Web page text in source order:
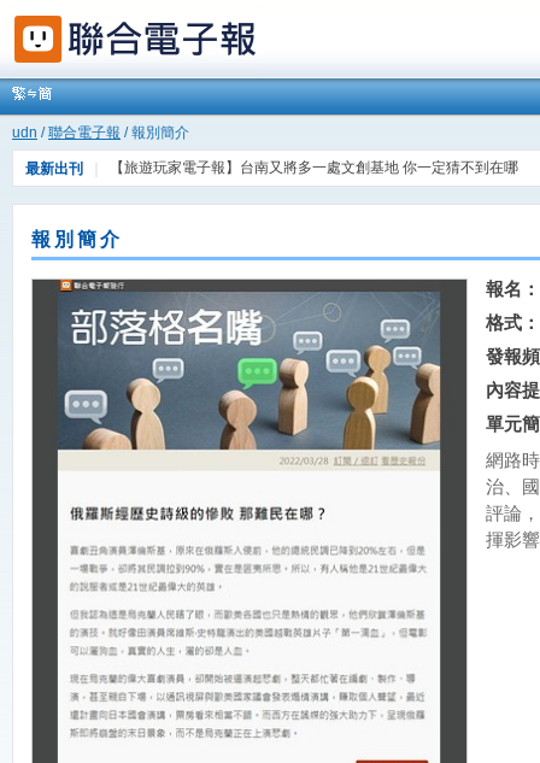
udn /聯合電子報 / 報別簡介
最新出刊 【旅遊玩家電子報】台南又將多一處文創基地 你一定猜不到在哪
報別簡介
報名
格式
發報
內容
單元
網路
治、
評論
揮影